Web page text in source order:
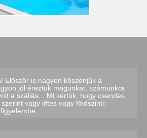
Először is nagyon köszönjük a
jól éreztük magunkat, számunkra
a szállás... Mi kértük, hogy csendes
vagy liftes vagy földszinti: